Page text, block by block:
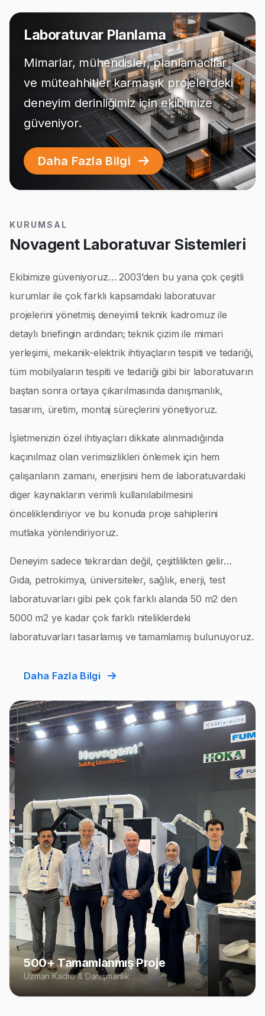
Laboratuvar Planlama
Mimarlar, mühendisler, planlamacılar
ve müteahhitler karmaşık projelerdeki
deneyim derinliğimiz için ekibimize
güveniyor.
Daha Fazla Bilgi
KURUMSAL
Novagent Laboratuvar Sistemleri
Ekibimize güveniyoruz… 2003’den bu yana çok çeşitli
kurumlar ile çok farklı kapsamdaki laboratuvar
projelerini yönetmiş deneyimli teknik kadromuz ile
detaylı briefingin ardından; teknik çizim ile mimari
yerleşimi, mekanik-elektrik ihtiyaçların tespiti ve tedariği,
tüm mobilyaların tespiti ve tedariği gibi bir laboratuvarın
baştan sonra ortaya çıkarılmasında danışmanlık,
tasarım, üretim, montaj süreçlerini yönetiyoruz.
İşletmenizin özel ihtiyaçları dikkate alınmadığında
kaçınılmaz olan verimsizlikleri önlemek için hem
çalışanların zamanı, enerjisini hem de laboratuvardaki
diger kaynakların verimli kullanılabilmesini
önceliklendiriyor ve bu konuda proje sahiplerini
mutlaka yönlendiriyoruz.
Deneyim sadece tekrardan değil, çeşitlilikten gelir…
Gıda, petrokimya, üniversiteler, sağlık, enerji, test
laboratuvarları gibi pek çok farklı alanda 50 m2 den
5000 m2 ye kadar çok farklı niteliklerdeki
laboratuvarları tasarlamış ve tamamlamış bulunuyoruz.
Daha Fazla Bilgi
500+ Tamamlanmış Proje
Uzman Kadro & Danışmanlık